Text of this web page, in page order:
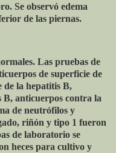
Se observó edema
de las piernas.
Las pruebas de
de superficie de
de la hepatitis B,
B, anticuerpos contra la
de neutrófilos y
riñón y tipo 1 fueron
de laboratorio se
heces para cultivo y